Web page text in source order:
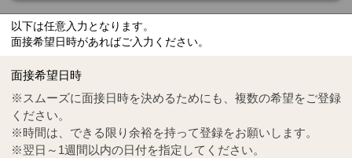
Tel
0570-55-0314
以下は任意入力となります。
面接希望日時があればご入力ください。
面接希望日時
※スムーズに面接日時を決めるためにも、複数の希望をご登録
ください。
※時間は、できる限り余裕を持って登録をお願いします。
※翌日～1週間以内の日付を指定してください。